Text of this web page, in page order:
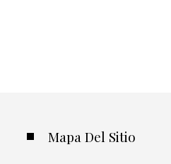
Mapa Del Sitio